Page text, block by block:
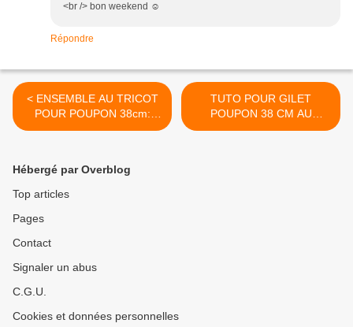
<br /> bon weekend ☺
Répondre
< ENSEMBLE AU TRICOT
POUR POUPON 38cm:
GILET,BONNET ET
TUTO POUR GILET
POUPON 38 CM AU
TRICOT >
Hébergé par Overblog
Top articles
Pages
Contact
Signaler un abus
C.G.U.
Cookies et données personnelles